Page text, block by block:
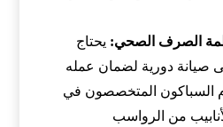
الصرف الصحي: يحتاج
صيانة دورية لضمان عمله
السباكون المتخصصون في
من الرواسب